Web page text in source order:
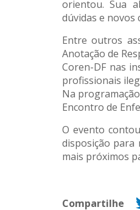
orientou. Sua
dúvidas e novos
Entre outros
Anotação de
Coren-DF nas
profissionais
Na
Encontro de
O evento
disposição para
mais próximos
Compartilhe